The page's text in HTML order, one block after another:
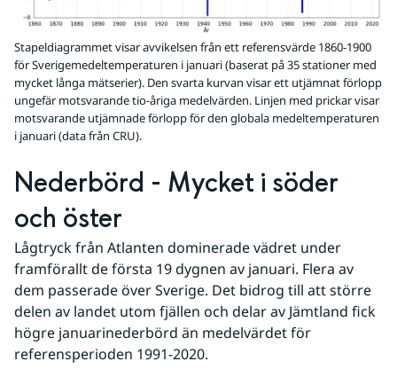
Stapeldiagrammet visar avvikelsen från ett referensvärde 1860-1900
för Sverigemedeltemperaturen i januari (baserat på 35 stationer med
mycket långa mätserier). Den svarta kurvan visar ett utjämnat förlopp
ungefär motsvarande tio-åriga medelvärden. Linjen med prickar visar
motsvarande utjämnade förlopp för den globala medeltemperaturen
i januari (data från CRU).
Nederbörd - Mycket i söder
och öster
Lågtryck från Atlanten dominerade vädret under
framförallt de första 19 dygnen av januari. Flera av
dem passerade över Sverige. Det bidrog till att större
delen av landet utom fjällen och delar av Jämtland fick
högre januarinederbörd än medelvärdet för
referensperioden 1991-2020.